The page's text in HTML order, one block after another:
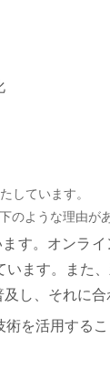
しています。
ような理由があ
す。オンラ
ます。また
し、それに
を活用する